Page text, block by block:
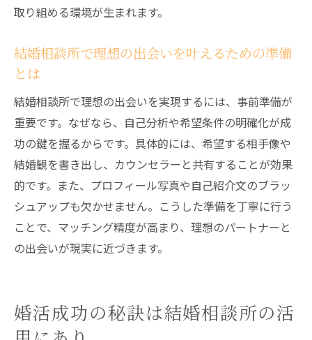
トラブル回避のためのカウンセラー活用術
点
法
苫小牧や恵庭も注目の婚活エリアを紹介
苫小牧の結婚相談所と婚活サービスの特徴
恵庭の婚活事情と結婚相談所利用のメリッ
ト
支笏湖温泉と苫小牧・恵庭の婚活環境を比
較
出会いを広げるためのエリア選択の工夫
支笏湖温泉で実感する結婚相談所の魅力
取り組める環境が生まれます。
結婚相談所で理想の出会いを叶えるための準備
とは
結婚相談所で理想の出会いを実現するには、事前準備が
重要です。なぜなら、自己分析や希望条件の明確化が成
功の鍵を握るからです。具体的には、希望する相手像や
結婚観を書き出し、カウンセラーと共有することが効果
的です。また、プロフィール写真や自己紹介文のブラッ
シュアップも欠かせません。こうした準備を丁寧に行う
ことで、マッチング精度が高まり、理想のパートナーと
の出会いが現実に近づきます。
婚活成功の秘訣は結婚相談所の活